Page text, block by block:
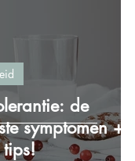
de
symptomen + 5
tips!